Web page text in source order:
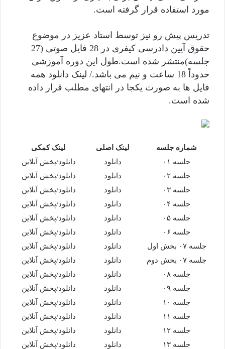
مورد استفاده قرار گرفته است.
تدریس پیش رو نیز توسط استاد عزیز در موضوع
حقوق آیین دادرسی کیفری در 28 فایل صوتی (27
جلسه)منتشر شده است.طول این دوره آموزشی
حدوداً 18 ساعت و نیم می باشد./ لینک دانلود همه
فایل ها به صورت یکجا در انتهای مطلب قرار داده
شده است.
شماره جلسه لینک اصلی
لینک کمکی
جلسه ۰۱
دانلود
دانلود/پخش آنلاین
جلسه ۰۲
دانلود
دانلود/پخش آنلاین
جلسه ۰۳
دانلود
دانلود/پخش آنلاین
جلسه ۰۴
دانلود
دانلود/پخش آنلاین
جلسه ۰۵
دانلود
دانلود/پخش آنلاین
جلسه ۰۶
دانلود
دانلود/پخش آنلاین
جلسه ۰۷ بخش اول
دانلود
دانلود/پخش آنلاین
جلسه ۰۷ بخش دوم
دانلود
دانلود/پخش آنلاین
جلسه ۰۸
دانلود
دانلود/پخش آنلاین
جلسه ۰۹
دانلود
دانلود/پخش آنلاین
جلسه ۱۰
دانلود
دانلود/پخش آنلاین
جلسه ۱۱
دانلود
دانلود/پخش آنلاین
جلسه ۱۲
دانلود
دانلود/پخش آنلاین
جلسه ۱۳
دانلود
دانلود/پخش آنلاین